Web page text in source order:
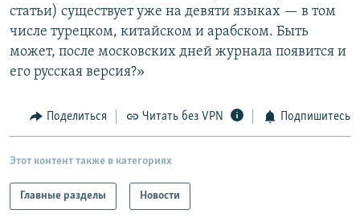
статьи) существует уже на девяти языках — в том
числе турецком, китайском и арабском. Быть
может, после московских дней журнала появится и
его русская версия?»
Поделиться Читать без VPN Подпишитесь
Этот контент также в категориях
Главные разделы Новости